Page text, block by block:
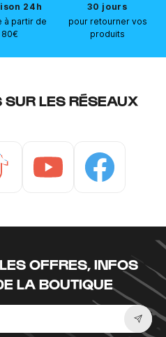
24h
à partir de
80€
30 jours
pour retourner vos
produits
LES RÉSEAUX
OFFRES, INFOS
LA BOUTIQUE